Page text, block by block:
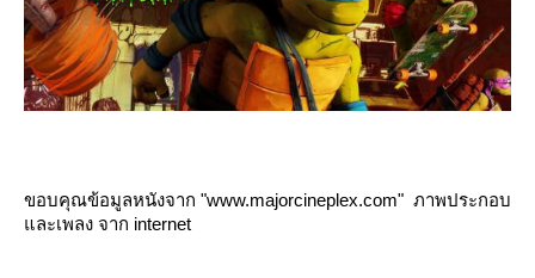
ขอบคุณข้อมูลหนังจาก "www.majorcineplex.com" ภาพประกอบ
ละเพลง จาก internet